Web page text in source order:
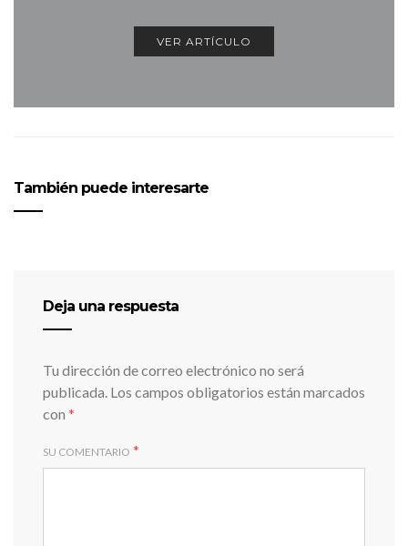
VER ARTÍCULO
También puede interesarte
Deja una respuesta
Tu dirección de correo electrónico no será
publicada. Los campos obligatorios están marcados
con *
SU COMENTARIO *